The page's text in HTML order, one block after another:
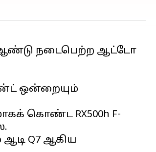
ஆண்டு நடைபெற்ற ஆட்டோ
ஒன்றையும்
கொண்ட RX500h F-
Q7 ஆகிய